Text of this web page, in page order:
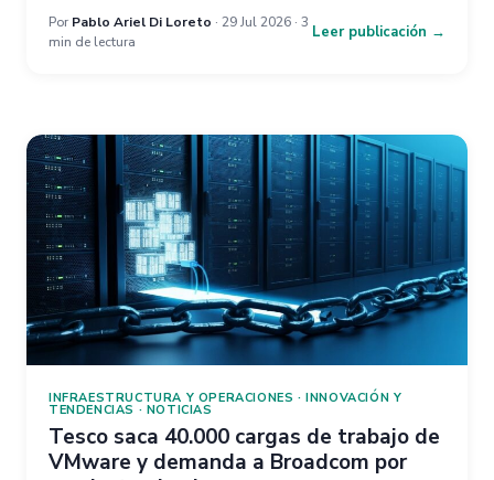
Por Pablo Ariel Di Loreto · 29 Jul 2026 · 3
min de lectura
Leer publicación →
INFRAESTRUCTURA Y OPERACIONES ·INNOVACIÓN Y
TENDENCIAS · NOTICIAS
Tesco saca 40.000 cargas de trabajo de
VMware y demanda a Broadcom por